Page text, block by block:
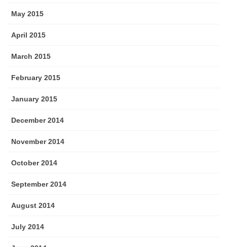
May 2015
April 2015
March 2015
February 2015
January 2015
December 2014
November 2014
October 2014
September 2014
August 2014
July 2014